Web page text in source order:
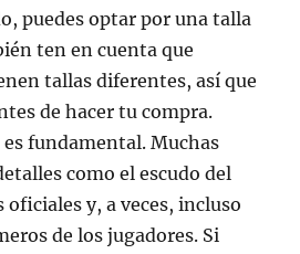
puedes optar por una talla
ten en cuenta que
tallas diferentes, así que
de hacer tu compra.
es fundamental. Muchas
como el escudo del
oficiales y, a veces, incluso
de los jugadores. Si